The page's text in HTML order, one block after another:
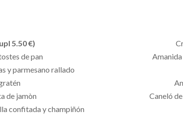
5.50 €)
de pan
y parmesano rallado
de jamòn
confitada y champiñón
Caneló